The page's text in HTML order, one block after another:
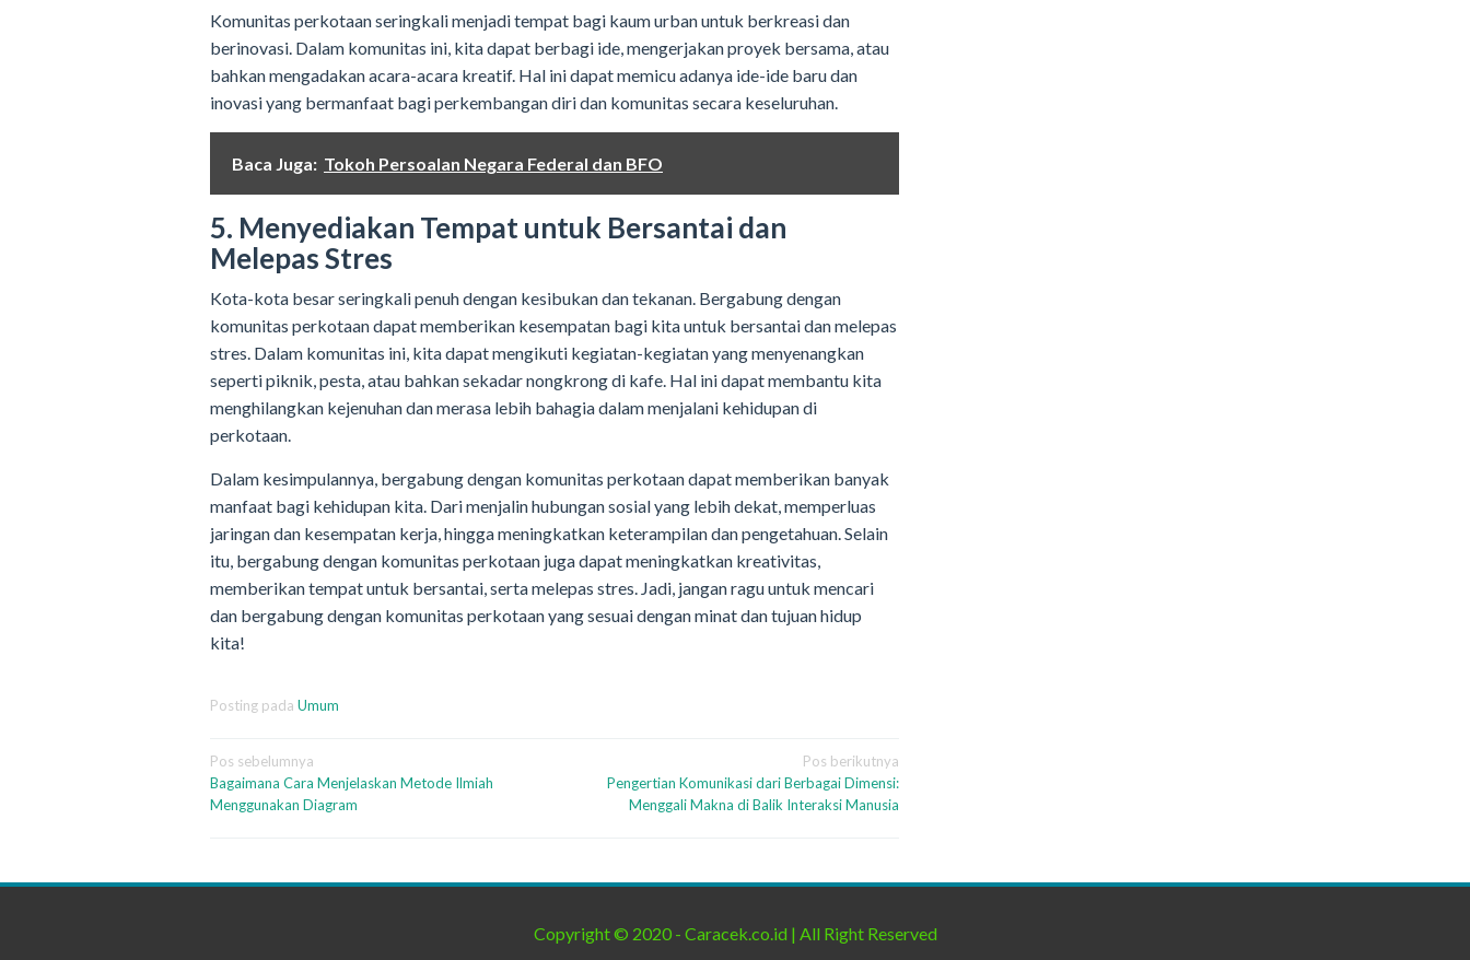
Komunitas perkotaan seringkali menjadi tempat bagi kaum urban untuk berkreasi dan
berinovasi. Dalam komunitas ini, kita dapat berbagi ide, mengerjakan proyek bersama, atau
bahkan mengadakan acara-acara kreatif. Hal ini dapat memicu adanya ide-ide baru dan
inovasi yang bermanfaat bagi perkembangan diri dan komunitas secara keseluruhan.
Baca Juga: Tokoh Persoalan Negara Federal dan BFO
5. Menyediakan Tempat untuk Bersantai dan
Melepas Stres
Kota-kota besar seringkali penuh dengan kesibukan dan tekanan. Bergabung dengan
komunitas perkotaan dapat memberikan kesempatan bagi kita untuk bersantai dan melepas
stres. Dalam komunitas ini, kita dapat mengikuti kegiatan-kegiatan yang menyenangkan
seperti piknik, pesta, atau bahkan sekadar nongkrong di kafe. Hal ini dapat membantu kita
menghilangkan kejenuhan dan merasa lebih bahagia dalam menjalani kehidupan di
perkotaan.
Dalam kesimpulannya, bergabung dengan komunitas perkotaan dapat memberikan banyak
manfaat bagi kehidupan kita. Dari menjalin hubungan sosial yang lebih dekat, memperluas
jaringan dan kesempatan kerja, hingga meningkatkan keterampilan dan pengetahuan. Selain
itu, bergabung dengan komunitas perkotaan juga dapat meningkatkan kreativitas,
memberikan tempat untuk bersantai, serta melepas stres. Jadi, jangan ragu untuk mencari
dan bergabung dengan komunitas perkotaan yang sesuai dengan minat dan tujuan hidup
kita!
Posting pada Umum
Navigasi
pos
Pos sebelumnya
Bagaimana Cara Menjelaskan Metode Ilmiah
Menggunakan Diagram
Pos berikutnya
Pengertian Komunikasi dari Berbagai Dimensi:
Menggali Makna di Balik Interaksi Manusia
Copyright © 2020 - Caracek.co.id | All Right Reserved